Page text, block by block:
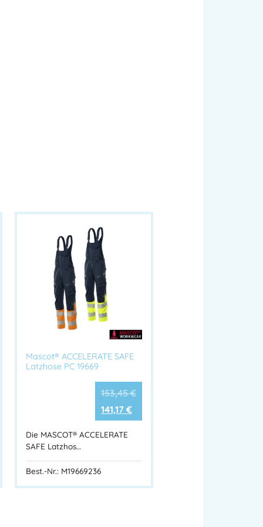
Mascot® ACCELERATE SAFE
Latzhose PC 19669
153,45€
141,17 €
Die MASCOT® ACCELERATE
SAFE Latzhos…
Best.-Nr.: M19669236